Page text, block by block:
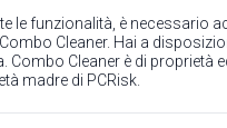
le funzionalità, è necessario
Cleaner. Hai a
Combo Cleaner è di proprietà
madre di PCRisk.